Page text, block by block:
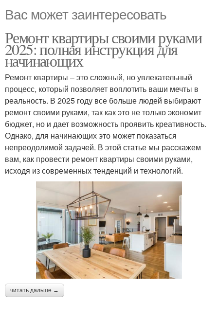
Вас может заинтересовать
Ремонт квартиры своими руками
2025: полная инструкция для
начинающих
Ремонт квартиры – это сложный, но увлекательный
процесс, который позволяет воплотить ваши мечты в
реальность. В 2025 году все больше людей выбирают
ремонт своими руками, так как это не только экономит
бюджет, но и дает возможность проявить креативность.
Однако, для начинающих это может показаться
непреодолимой задачей. В этой статье мы расскажем
вам, как провести ремонт квартиры своими руками,
исходя из современных тенденций и технологий.
читать дальше →